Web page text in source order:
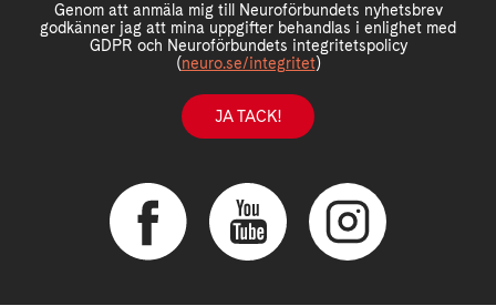
Genom att anmäla mig till Neuroförbundets nyhetsbrev
godkänner jag att mina uppgifter behandlas i enlighet med
GDPR och Neuroförbundets integritetspolicy
(neuro.se/integritet)
JA TACK!